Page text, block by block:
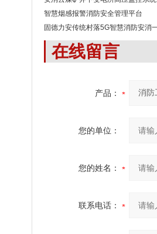
智慧烟感报警消防安全管理平台
固德力安传统村落5G智慧消防安消
在线留言
产品：
您的单位：
您的姓名：
联系电话：